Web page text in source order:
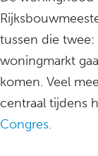
tussen die
woningmarkt
komen. Veel
centraal tijdens
Congres.